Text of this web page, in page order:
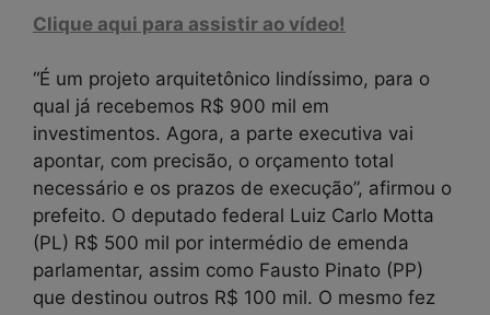
Clique aqui para assistir ao vídeo!
“É um projeto arquitetônico lindíssimo, para o
qual já recebemos R$ 900 mil em
investimentos. Agora, a parte executiva vai
apontar, com precisão, o orçamento total
necessário e os prazos de execução”, afirmou o
prefeito. O deputado federal Luiz Carlo Motta
(PL) R$ 500 mil por intermédio de emenda
parlamentar, assim como Fausto Pinato (PP)
que destinou outros R$ 100 mil. O mesmo fez